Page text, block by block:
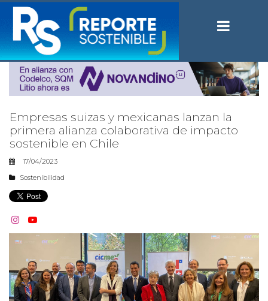
Empresas suizas y mexicanas lanzan la
primera alianza colaborativa de impacto
sostenible en Chile
17/04/2023
Sostenibilidad
 